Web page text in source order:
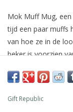
Mok Muff Mug,
tijd een paar muffs
van hoe ze in de
beker is voorzien
Afmeting: 12 x 10 x
Gift Republic